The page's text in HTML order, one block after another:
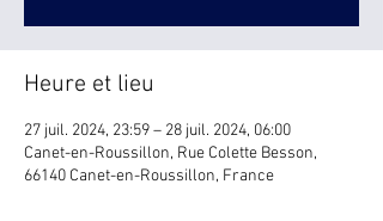
Heure et lieu
27 juil. 2024, 23:59 – 28 juil. 2024, 06:00
Canet-en-Roussillon, Rue Colette Besson,
66140 Canet-en-Roussillon, France